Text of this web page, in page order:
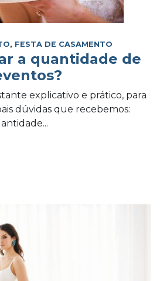
, FESTA DE CASAMENTO
a quantidade de
explicativo e prático, para
dúvidas que recebemos: